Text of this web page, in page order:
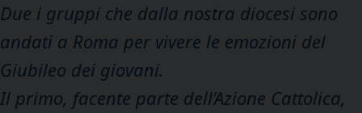
Due i gruppi che dalla nostra diocesi sono
andati a Roma per vivere le emozioni del
Giubileo dei giovani.
Il primo, facente parte dell’Azione Cattolica,